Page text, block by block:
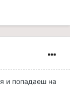
и попадаеш на